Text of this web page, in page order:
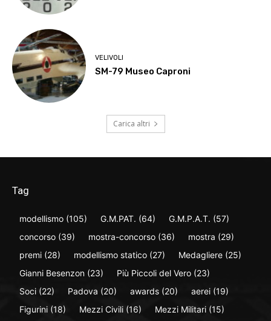
VELIVOLI
SM-79 Museo Caproni
Carica altri
Tag
modellismo (105) G.M.PAT. (64) G.M.P.A.T. (57)
concorso (39) mostra-concorso (36) mostra (29)
premi (28) modellismo statico (27) Medagliere (25)
Gianni Besenzon (23) Più Piccoli del Vero (23)
Soci (22) Padova (20) awards (20) aerei (19)
Figurini (18) Mezzi Civili (16) Mezzi Militari (15)